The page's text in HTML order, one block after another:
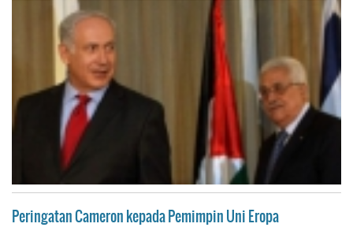
Peringatan Cameron kepada Pemimpin Uni Eropa